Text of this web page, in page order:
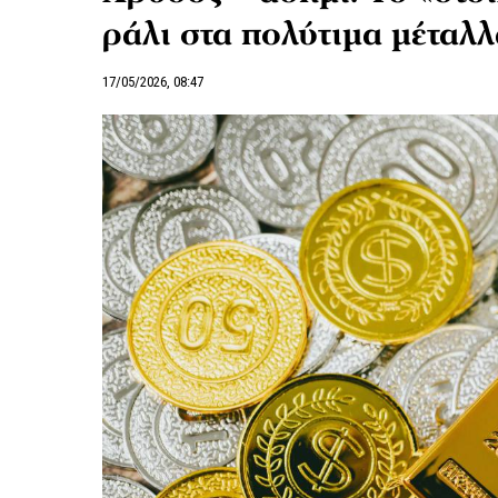
ράλι στα πολύτιμα
17/05/2026, 08:47